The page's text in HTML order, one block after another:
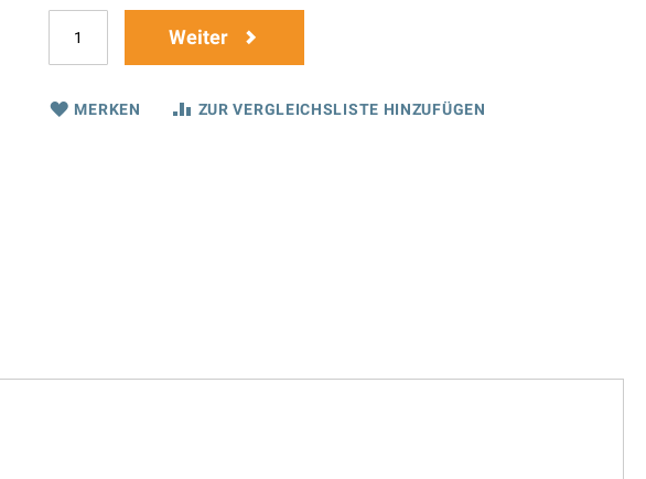
Weiter
MERKEN ZUR VERGLEICHSLISTE HINZUFÜGEN